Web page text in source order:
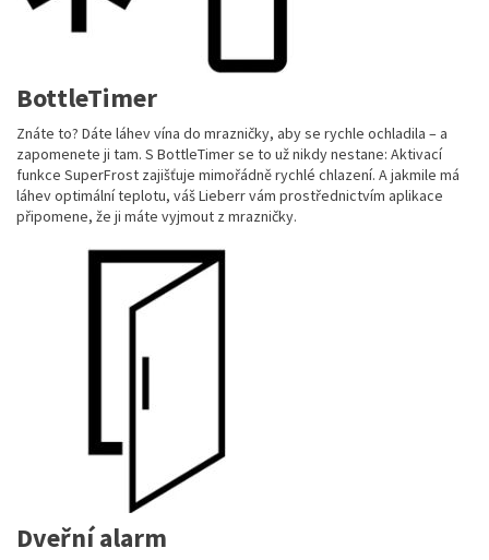
BottleTimer
Znáte to? Dáte láhev vína do mrazničky, aby se rychle ochladila – a
zapomenete ji tam. S BottleTimer se to už nikdy nestane: Aktivací
funkce SuperFrost zajišťuje mimořádně rychlé chlazení. A jakmile má
láhev optimální teplotu, váš Lieberr vám prostřednictvím aplikace
připomene, že ji máte vyjmout z mrazničky.
Dveřní alarm